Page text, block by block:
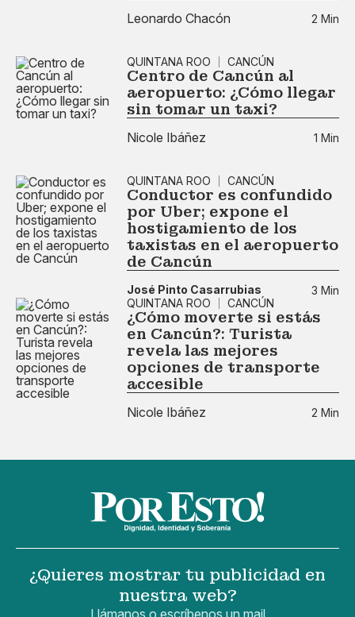
Leonardo Chacón 2 Min
QUINTANA ROO CANCÚN
Centro de Cancún al
aeropuerto: ¿Cómo llegar
sin tomar un taxi?
Nicole Ibáñez 1 Min
QUINTANA ROO CANCÚN
Conductor es confundido
por Uber; expone el
hostigamiento de los
taxistas en el aeropuerto
de Cancún
José Pinto Casarrubias
3 Min
QUINTANA ROO
CANCÚN
¿Cómo moverte si estás
en Cancún?: Turista
revela las mejores
opciones de transporte
accesible
Nicole Ibáñez 2 Min
¿Quieres mostrar tu publicidad en
nuestra web?